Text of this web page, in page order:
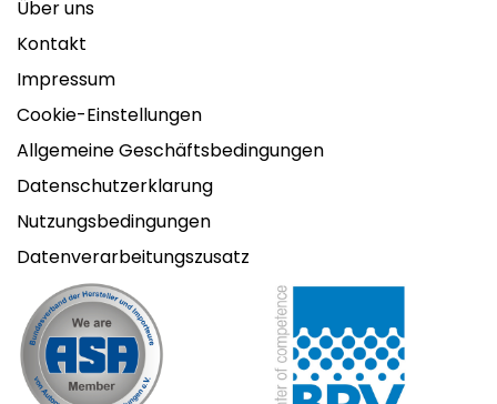
Über uns
Kontakt
Impressum
Cookie-Einstellungen
Allgemeine Geschäftsbedingungen
Datenschutzerklarung
Nutzungsbedingungen
Datenverarbeitungszusatz